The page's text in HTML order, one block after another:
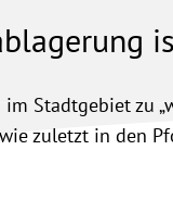
Stadtgebiet zu
zuletzt in den